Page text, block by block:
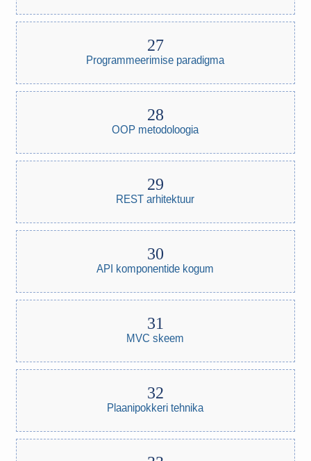
Programmeerimise paradigma
OOP metodoloogia
REST arhitektuur
API komponentide kogum
MVC skeem
Plaanipokkeri tehnika